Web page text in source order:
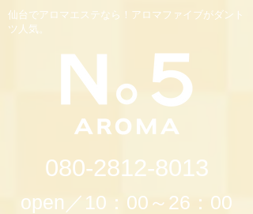
仙台でアロマエステなら！アロマファイブがダント
ツ人気。
080-2812-8013
open／10：00～26：00